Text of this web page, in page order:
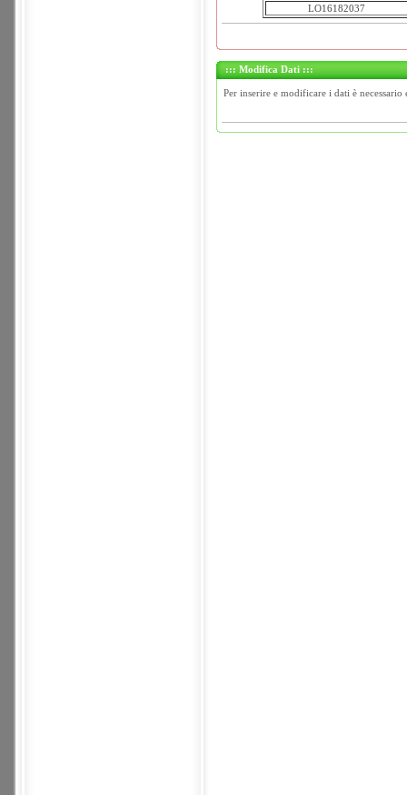
LO16182037
::: Modifica Dati :::
Per inserire e modificare i dati è necessario